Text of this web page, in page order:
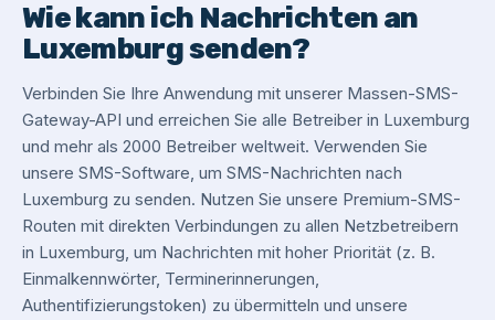
Wie kann ich Nachrichten an
Luxemburg senden?
Verbinden Sie Ihre Anwendung mit unserer Massen-SMS-
Gateway-API und erreichen Sie alle Betreiber in Luxemburg
und mehr als 2000 Betreiber weltweit. Verwenden Sie
unsere SMS-Software, um SMS-Nachrichten nach
Luxemburg zu senden. Nutzen Sie unsere Premium-SMS-
Routen mit direkten Verbindungen zu allen Netzbetreibern
in Luxemburg, um Nachrichten mit hoher Priorität (z. B.
Einmalkennwörter, Terminerinnerungen,
Authentifizierungstoken) zu übermitteln und unsere